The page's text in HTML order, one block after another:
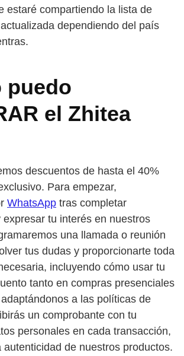
estaré compartiendo la lista de
dependiendo del país
puedo
el Zhitea
descuentos de hasta el 40%
Para empezar,
WhatsApp tras completar
expresar tu interés en nuestros
una llamada o reunión
tus dudas y proporcionarte toda
incluyendo cómo usar tu
tanto en compras presenciales
a las políticas de
un comprobante con tu
personales en cada transacción,
autenticidad de nuestros productos.